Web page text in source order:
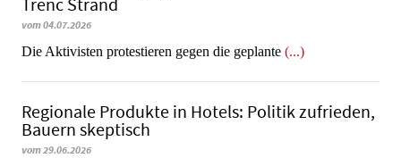
Trenc Strand
vom 04.07.2026
Die Aktivisten protestieren gegen die geplante (...)
Regionale Produkte in Hotels: Politik zufrieden,
Bauern skeptisch
vom 29.06.2026